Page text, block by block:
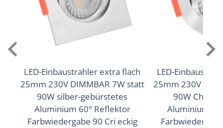
500lm(2700K (Warmweiß)), 520lm
(Warmweiß))
540lm(4000K (Neutralweiß)) 560lm
(5000K (Tageslichtweiß))
Lichtfarbtemperatur (K)
2700K (Warmweiß), 3000K (Warmweiß), 4000K
(Neutralweiß), 5000K (Tageslichtweiß)
Farbwiedergabe (CRI / Ra)
LED-Einbaustrahler extra flach
25mm 230V DIMMBAR 7W statt
90W silber-gebürstetes
Aluminium 60° Reflektor
Farbwiedergabe 90 Cri eckig
LED-
25mm 230V
90W
Aluminium